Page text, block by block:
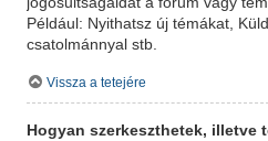
Például: Nyithatsz új témákat,
csatolmánnyal stb.
Vissza a tetejére
Hogyan szerkeszthetek, illetve